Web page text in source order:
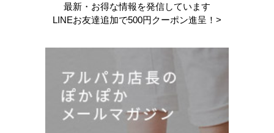
最新・お得な情報を発信しています
LINEお友達追加で500円クーポン進呈！>